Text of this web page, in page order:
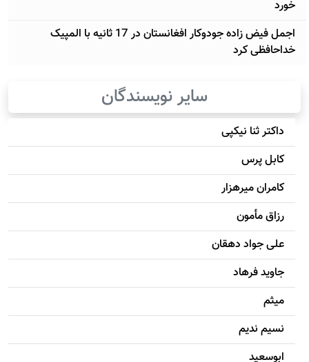
خورد
اجمل فیض زاده جودوکار افغانستان در 17 ثانیه با المپیک
خداحافظی کرد
سایر نویسندگان
داکتر ثنا نیکپی
کابل پرس
کامران میرهزار
رزاق مأمون
علی جواد دهقان
جاويد فرهاد
میثم
نسیم ندیم
ابوسعيد